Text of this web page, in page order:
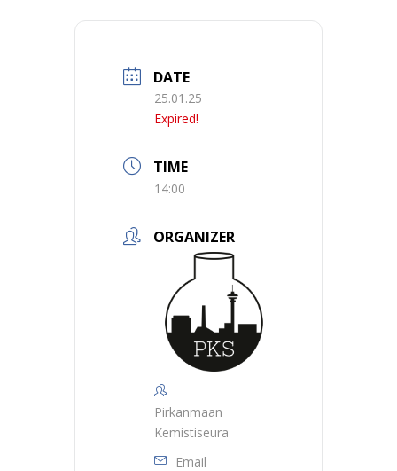
DATE
25.01.25
Expired!
TIME
14:00
ORGANIZER
Pirkanmaan
Kemistiseura
Email